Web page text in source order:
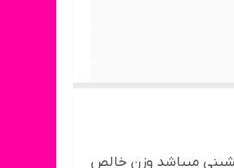
میباشد وزن خالص